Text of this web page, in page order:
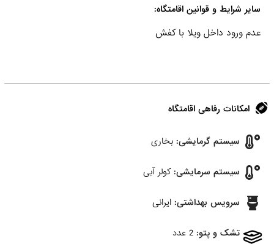
سایر شرایط و قوانین اقامتگاه:
عدم ورود داخل ویلا با کفش
امکانات رفاهی اقامتگاه
سیستم گرمایشی: بخاری
سیستم سرمایشی: کولر آبی
سرویس بهداشتی: ایرانی
تشک و پتو: 2 عدد